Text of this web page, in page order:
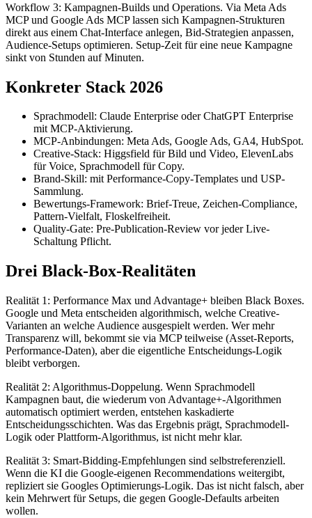
Workflow 3: Kampagnen-Builds und Operations. Via Meta Ads
MCP und Google Ads MCP lassen sich Kampagnen-Strukturen
direkt aus einem Chat-Interface anlegen, Bid-Strategien anpassen,
Audience-Setups optimieren. Setup-Zeit für eine neue Kampagne
sinkt von Stunden auf Minuten.
Konkreter Stack 2026
Sprachmodell: Claude Enterprise oder ChatGPT Enterprise
mit MCP-Aktivierung.
MCP-Anbindungen: Meta Ads, Google Ads, GA4, HubSpot.
Creative-Stack: Higgsfield für Bild und Video, ElevenLabs
für Voice, Sprachmodell für Copy.
Brand-Skill: mit Performance-Copy-Templates und USP-
Sammlung.
Bewertungs-Framework: Brief-Treue, Zeichen-Compliance,
Pattern-Vielfalt, Floskelfreiheit.
Quality-Gate: Pre-Publication-Review vor jeder Live-
Schaltung Pflicht.
Drei Black-Box-Realitäten
Realität 1: Performance Max und Advantage+ bleiben Black Boxes.
Google und Meta entscheiden algorithmisch, welche Creative-
Varianten an welche Audience ausgespielt werden. Wer mehr
Transparenz will, bekommt sie via MCP teilweise (Asset-Reports,
Performance-Daten), aber die eigentliche Entscheidungs-Logik
bleibt verborgen.
Realität 2: Algorithmus-Doppelung. Wenn Sprachmodell
Kampagnen baut, die wiederum von Advantage+-Algorithmen
automatisch optimiert werden, entstehen kaskadierte
Entscheidungsschichten. Was das Ergebnis prägt, Sprachmodell-
Logik oder Plattform-Algorithmus, ist nicht mehr klar.
Realität 3: Smart-Bidding-Empfehlungen sind selbstreferenziell.
Wenn die KI die Google-eigenen Recommendations weitergibt,
repliziert sie Googles Optimierungs-Logik. Das ist nicht falsch, aber
kein Mehrwert für Setups, die gegen Google-Defaults arbeiten
wollen.